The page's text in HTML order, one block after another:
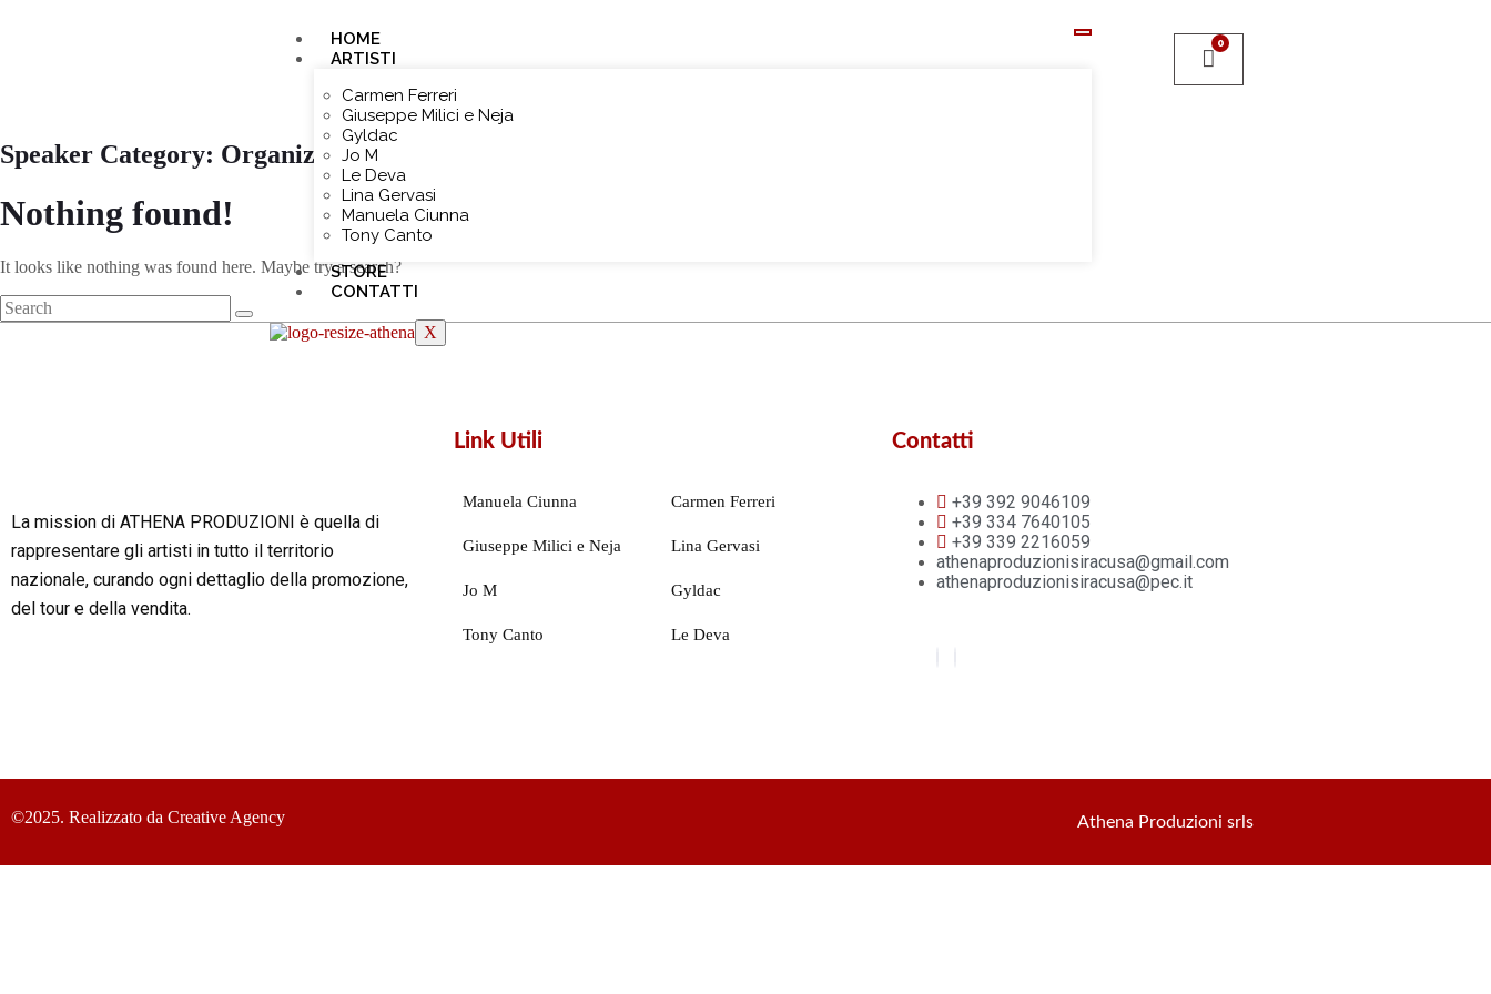
HOME
ARTISTI
Carmen Ferreri
Giuseppe Milici e Neja
Gyldac
Jo M
Le Deva
Lina Gervasi
Manuela Ciunna
Tony Canto
STORE
CONTATTI
X
Speaker Category: Organizer
Nothing found!
It looks like nothing was found here. Maybe try a search?
La mission di ATHENA PRODUZIONI è quella di
rappresentare gli artisti in tutto il territorio
nazionale, curando ogni dettaglio della promozione,
del tour e della vendita.
Link Utili
Manuela Ciunna
Giuseppe Milici e Neja
Jo M
Tony Canto
Carmen Ferreri
Lina Gervasi
Gyldac
Le Deva
Contatti
+39 392 9046109
+39 334 7640105
+39 339 2216059
athenaproduzionisiracusa@gmail.com
athenaproduzionisiracusa@pec.it
©2025. Realizzato da Creative Agency Athena Produzioni srls